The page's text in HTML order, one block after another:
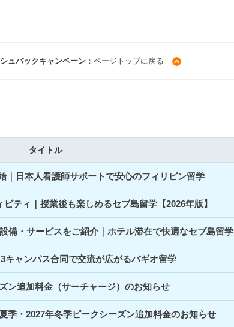
シュバックキャンペーン：ページトップに戻る
タイトル
｜日本人看護師サポートで安心のフィリピン留学
ティ｜授業後も楽しめるセブ島留学【2026年版】
備・サービスをご紹介｜ホテル滞在で快適なセブ島留学
ャンパス合同で交流が広がるバギオ留学
ン追加料金（サーチャージ）のお知らせ
季・2027年冬季ピークシーズン追加料金のお知らせ